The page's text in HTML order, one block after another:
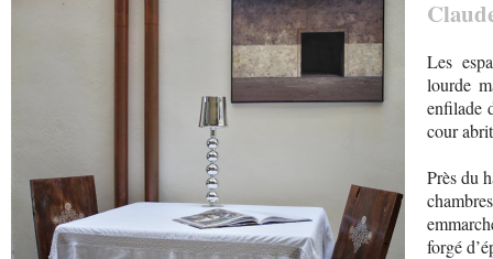
Les
lourde
enfilade
cour
Près du
forgé